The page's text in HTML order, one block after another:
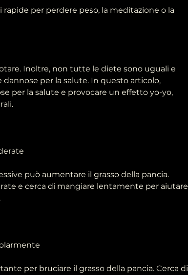
rapide per perdere peso, la meditazione o la
Inoltre, non tutte le diete sono uguali e
dannose per la salute. In questo articolo,
per la salute e provocare un effetto yo-yo,
può aumentare il grasso della pancia.
e cerca di mangiare lentamente per aiutare
per bruciare il grasso della pancia. Cerca di